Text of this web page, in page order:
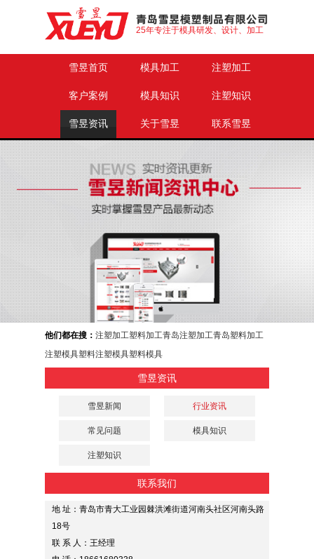
25年专注于模具研发、设计、加工
雪昱首页 模具加工 注塑加工
客户案例 模具知识 注塑知识
雪昱资讯 关于雪昱 联系雪昱
他们都在搜： 注塑加工塑料加工青岛注塑加工青岛塑料加工
注塑模具塑料注塑模具塑料模具
雪昱资讯
雪昱新闻 行业资讯
常见问题 模具知识
注塑知识
联系我们
地 址：青岛市青大工业园棘洪滩街道河南头社区河南头路
18号
联 系 人：王经理